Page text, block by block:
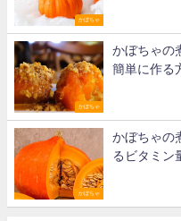
かぼちゃ
かぼちゃ
かぼちゃの
簡単に作る
かぼちゃ
かぼちゃの
るビタミン